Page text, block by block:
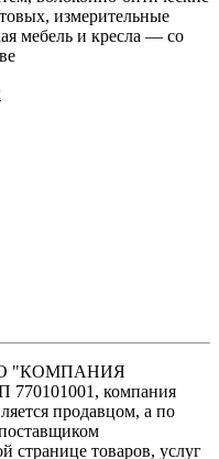
измерительные
мебель и кресла — со
"КОМПАНИЯ
компания
продавцом, а по
странице товаров, услуг